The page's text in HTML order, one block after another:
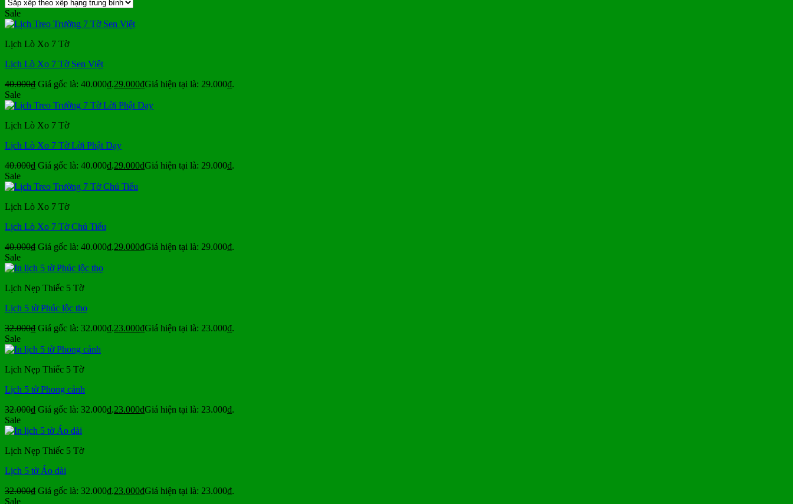
Sale
Lịch Lò Xo 7 Tờ
Lịch Lò Xo 7 Tờ Sen Việt
40.000₫ Giá gốc là: 40.000₫.29.000₫Giá hiện tại là: 29.000₫.
Sale
Lịch Lò Xo 7 Tờ
Lịch Lò Xo 7 Tờ Lời Phật Dạy
40.000₫ Giá gốc là: 40.000₫.29.000₫Giá hiện tại là: 29.000₫.
Sale
Lịch Lò Xo 7 Tờ
Lịch Lò Xo 7 Tờ Chú Tiểu
40.000₫ Giá gốc là: 40.000₫.29.000₫Giá hiện tại là: 29.000₫.
Sale
Lịch Nẹp Thiếc 5 Tờ
Lịch 5 tờ Phúc lộc thọ
32.000₫ Giá gốc là: 32.000₫.23.000₫Giá hiện tại là: 23.000₫.
Sale
Lịch Nẹp Thiếc 5 Tờ
Lịch 5 tờ Phong cảnh
32.000₫ Giá gốc là: 32.000₫.23.000₫Giá hiện tại là: 23.000₫.
Sale
Lịch Nẹp Thiếc 5 Tờ
Lịch 5 tờ Áo dài
32.000₫ Giá gốc là: 32.000₫.23.000₫Giá hiện tại là: 23.000₫.
Sale